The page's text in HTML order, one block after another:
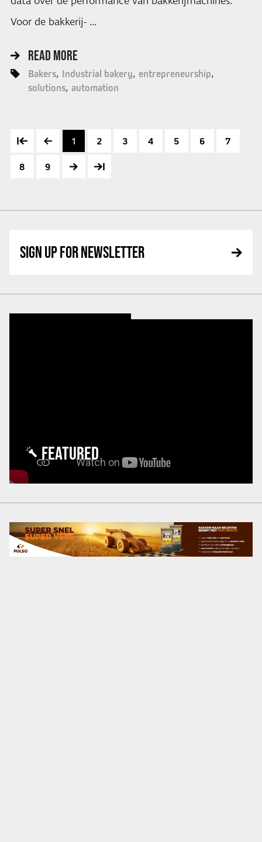
Voor de bakkerij- …
READ MORE
Bakers Industrial bakery entrepreneurship
solutions automation
1 2 3 4 5 6 7
8 9
SIGN UP FOR NEWSLETTER
FEATURED